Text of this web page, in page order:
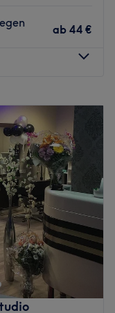
und wissen, wie
und
ab 44 €
09:00
09:00
19:00
09:00–19:00
09:00–19:00
09:00–18:00
Geschlossen
der nicht nur
angesagte
oder Tönungen
in Berlin
legt großen